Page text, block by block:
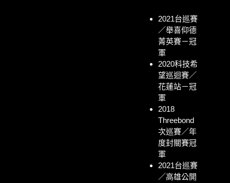
2021台巡賽
／舉喜仰德
菁英賽－冠
軍
2020科技希
望巡迴賽／
花蓮站－冠
軍
2018
Threebond
次巡賽／年
度封關賽冠
軍
2021台巡賽
／高雄公開